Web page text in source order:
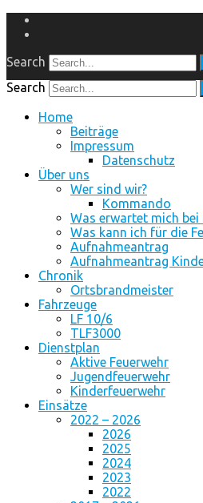
Search
Search
Home
Beiträge
Impressum
Datenschutz
Über uns
Wer sind wir?
Kommando
Was erwartet mich bei
Was kann ich für die
Aufnahmeantrag
Aufnahmeantrag
Chronik
Ortsbrandmeister
Fahrzeuge
LF 10/6
TLF3000
Dienstplan
Aktive Feuerwehr
Jugendfeuerwehr
Kinderfeuerwehr
Einsätze
2022 – 2026
2026
2025
2024
2023
2022